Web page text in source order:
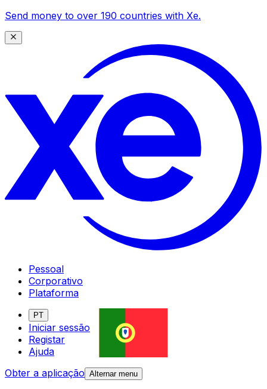
Send money to over 190 countries with Xe.
Pessoal
Corporativo
Plataforma
PT
Iniciar sessão
Registar
Ajuda
Obter a aplicação Alternar menu